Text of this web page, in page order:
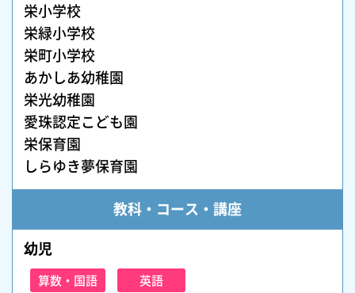
栄小学校
栄緑小学校
栄町小学校
あかしあ幼稚園
栄光幼稚園
愛珠認定こども園
栄保育園
しらゆき夢保育園
教科・コース・講座
幼児
算数・国語 英語